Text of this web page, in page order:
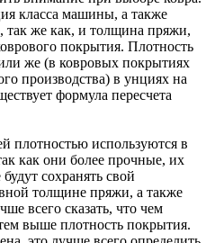
класса машины, а также
так же как, и толщина пряжи,
покрытия. Плотность
же (в ковровых покрытиях
производства) в унциях на
формула пересчета
плотностью используются в
как они более прочные, их
сохранять свой
толщине пряжи, а также
всего сказать, что чем
выше плотность покрытия.